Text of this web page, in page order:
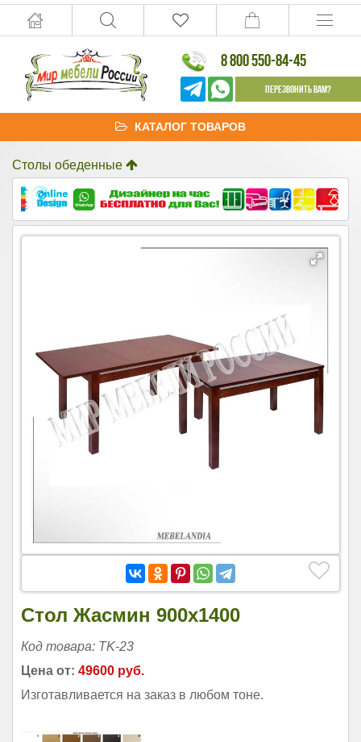
8 800 550-84-45
Перезвонить Вам?
КАТАЛОГ ТОВАРОВ
Столы обеденные
Стол Жасмин 900х1400
Код товара: TK-23
Цена от: 49600 руб.
Изготавливается на заказ в любом тоне.